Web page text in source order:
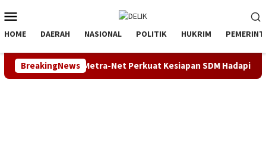
ke
kontenMobile
HOME DAERAH NASIONAL POLITIK HUKRIM
BreakingNews
dan Metra-Net Perkuat Kesiapan SDM Hadapi Era AI